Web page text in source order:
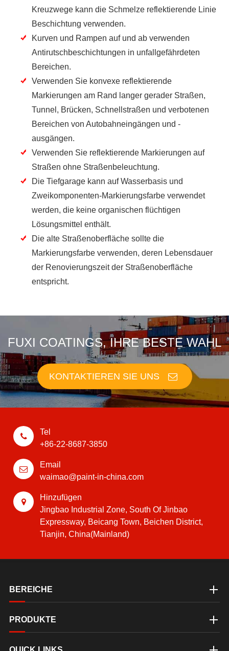
Kreuzwege kann die Schmelze reflektierende Linie
Beschichtung verwenden.
Kurven und Rampen auf und ab verwenden
Antirutschbeschichtungen in unfallgefährdeten
Bereichen.
Verwenden Sie konvexe reflektierende
Markierungen am Rand langer gerader Straßen,
Tunnel, Brücken, Schnellstraßen und verbotenen
Bereichen von Autobahneingängen und -
ausgängen.
Verwenden Sie reflektierende Markierungen auf
Straßen ohne Straßenbeleuchtung.
Die Tiefgarage kann auf Wasserbasis und
Zweikomponenten-Markierungsfarbe verwendet
werden, die keine organischen flüchtigen
Lösungsmittel enthält.
Die alte Straßenoberfläche sollte die
Markierungsfarbe verwenden, deren Lebensdauer
der Renovierungszeit der Straßenoberfläche
entspricht.
FUXI COATINGS, IHRE BESTE WAHL
KONTAKTIEREN SIE UNS
Tel
+86-22-8687-3850
Email
waimao@paint-in-china.com
Hinzufügen
Jingbao Industrial Zone, South Of Jinbao
Expressway, Beicang Town, Beichen District,
Tianjin, China(Mainland)
BEREICHE
PRODUKTE